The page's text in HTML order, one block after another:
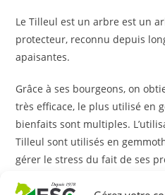
Le Tilleul est un arbre est un
protecteur, reconnu depuis
apaisantes.
Grâce à ses bourgeons, on
très efficace, le plus utilisé en
bienfaits sont multiples.
Tilleul sont utilisés en
gérer le stress du fait de ses